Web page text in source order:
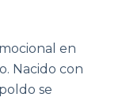
en
Nacido con
se